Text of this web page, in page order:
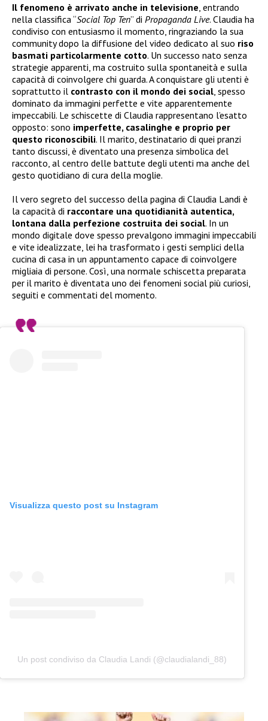
Il fenomeno è arrivato anche in televisione , entrando
nella classifica “Social Top Ten” di Propaganda Live. Claudia ha
condiviso con entusiasmo il momento, ringraziando la sua
community dopo la diffusione del video dedicato al suo riso
basmati particolarmente cotto. Un successo nato senza
strategie apparenti, ma costruito sulla spontaneità e sulla
capacità di coinvolgere chi guarda. A conquistare gli utenti è
soprattutto il contrasto con il mondo dei social , spesso
dominato da immagini perfette e vite apparentemente
impeccabili. Le schiscette di Claudia rappresentano l’esatto
opposto: sono imperfette, casalinghe e proprio per
questo riconoscibili. Il marito, destinatario di quei pranzi
tanto discussi, è diventato una presenza simbolica del
racconto, al centro delle battute degli utenti ma anche del
gesto quotidiano di cura della moglie.
Il vero segreto del successo della pagina di Claudia Landi è
la capacità di raccontare una quotidianità autentica,
lontana dalla perfezione costruita dei social. In un
mondo digitale dove spesso prevalgono immagini impeccabili
e vite idealizzate, lei ha trasformato i gesti semplici della
cucina di casa in un appuntamento capace di coinvolgere
migliaia di persone. Così, una normale schiscetta preparata
per il marito è diventata uno dei fenomeni social più curiosi,
seguiti e commentati del momento.
Visualizza questo post su Instagram
Un post condiviso da Claudia Landi (@claudialandi_88)